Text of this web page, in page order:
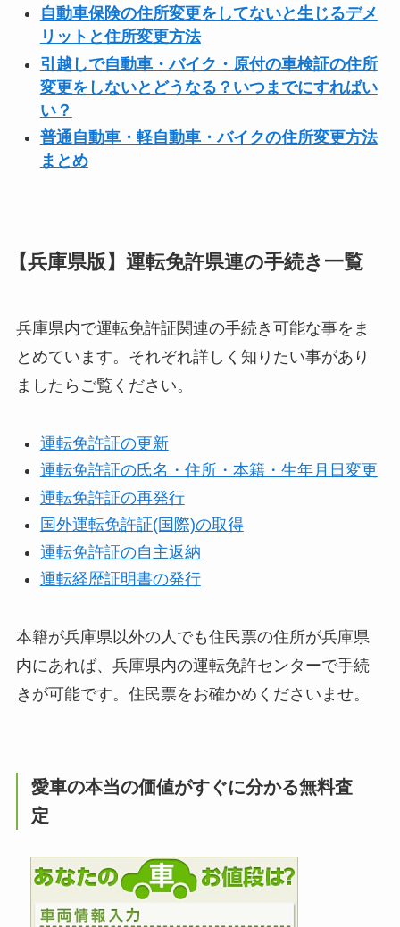
自動車保険の住所変更をしてないと生じるデメ
リットと住所変更方法
引越しで自動車・バイク・原付の車検証の住所
変更をしないとどうなる？いつまでにすればい
い？
普通自動車・軽自動車・バイクの住所変更方法
まとめ
【兵庫県版】運転免許県連の手続き一覧
兵庫県内で運転免許証関連の手続き可能な事をま
とめています。それぞれ詳しく知りたい事があり
ましたらご覧ください。
運転免許証の更新
運転免許証の氏名・住所・本籍・生年月日変更
運転免許証の再発行
国外運転免許証(国際)の取得
運転免許証の自主返納
運転経歴証明書の発行
本籍が兵庫県以外の人でも住民票の住所が兵庫県
内にあれば、兵庫県内の運転免許センターで手続
きが可能です。住民票をお確かめくださいませ。
愛車の本当の価値がすぐに分かる無料査
定